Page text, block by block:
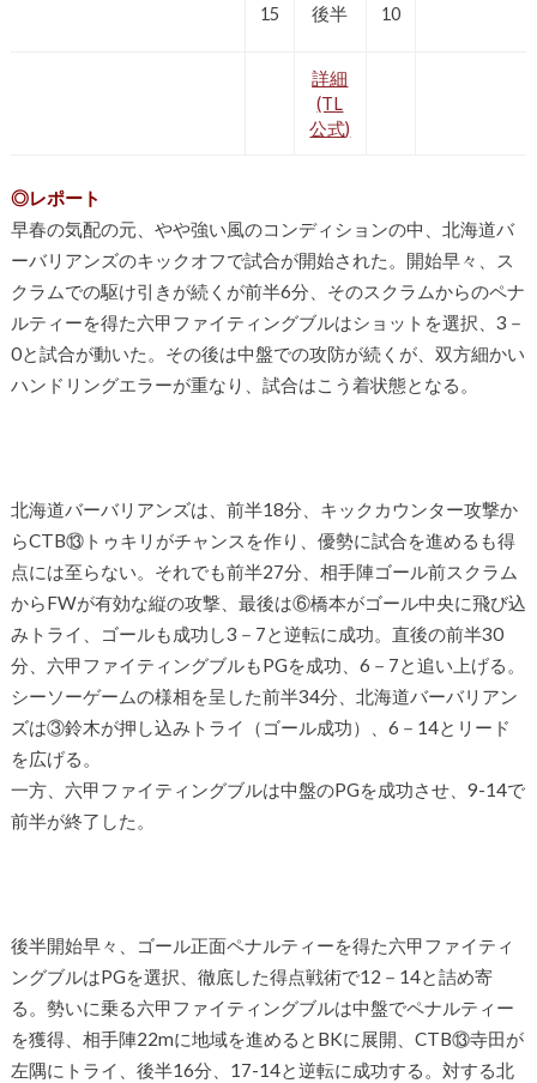
15 後半 10
詳細
(TL
公式)
◎レポート
早春の気配の元、やや強い風のコンディションの中、北海道バ
ーバリアンズのキックオフで試合が開始された。開始早々、ス
クラムでの駆け引きが続くが前半6分、そのスクラムからのペナ
ルティーを得た六甲ファイティングブルはショットを選択、3－
0と試合が動いた。その後は中盤での攻防が続くが、双方細かい
ハンドリングエラーが重なり、試合はこう着状態となる。
北海道バーバリアンズは、前半18分、キックカウンター攻撃か
らCTB⑬トゥキリがチャンスを作り、優勢に試合を進めるも得
点には至らない。それでも前半27分、相手陣ゴール前スクラム
からFWが有効な縦の攻撃、最後は⑥橋本がゴール中央に飛び込
みトライ、ゴールも成功し3－7と逆転に成功。直後の前半30
分、六甲ファイティングブルもPGを成功、6－7と追い上げる。
シーソーゲームの様相を呈した前半34分、北海道バーバリアン
ズは③鈴木が押し込みトライ（ゴール成功）、6－14とリード
を広げる。
一方、六甲ファイティングブルは中盤のPGを成功させ、9-14で
前半が終了した。
後半開始早々、ゴール正面ペナルティーを得た六甲ファイティ
ングブルはPGを選択、徹底した得点戦術で12－14と詰め寄
る。勢いに乗る六甲ファイティングブルは中盤でペナルティー
を獲得、相手陣22mに地域を進めるとBKに展開、CTB⑬寺田が
左隅にトライ、後半16分、17-14と逆転に成功する。対する北